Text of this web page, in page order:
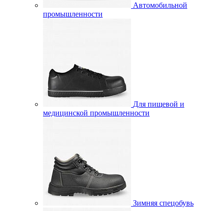
Автомобильной
промышленности
Для пищевой и
медицинской промышленности
Зимняя спецобувь